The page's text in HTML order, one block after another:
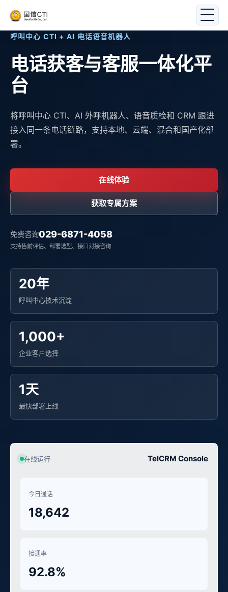
呼叫中心 CTI + AI 电话语音机器人
电话获客与客服一体化平
台
将呼叫中心 CTI、AI 外呼机器人、语音质检和 CRM 跟进
接入同一条电话链路，支持本地、云端、混合和国产化部
署。
在线体验
获取专属方案
免费咨询029-6871-4058
支持售前评估、部署选型、接口对接咨询
20年
呼叫中心技术沉淀
1,000+
企业客户选择
1天
最快部署上线
在线运行 TelCRM Console
今日通话
18,642
接通率
92.8%